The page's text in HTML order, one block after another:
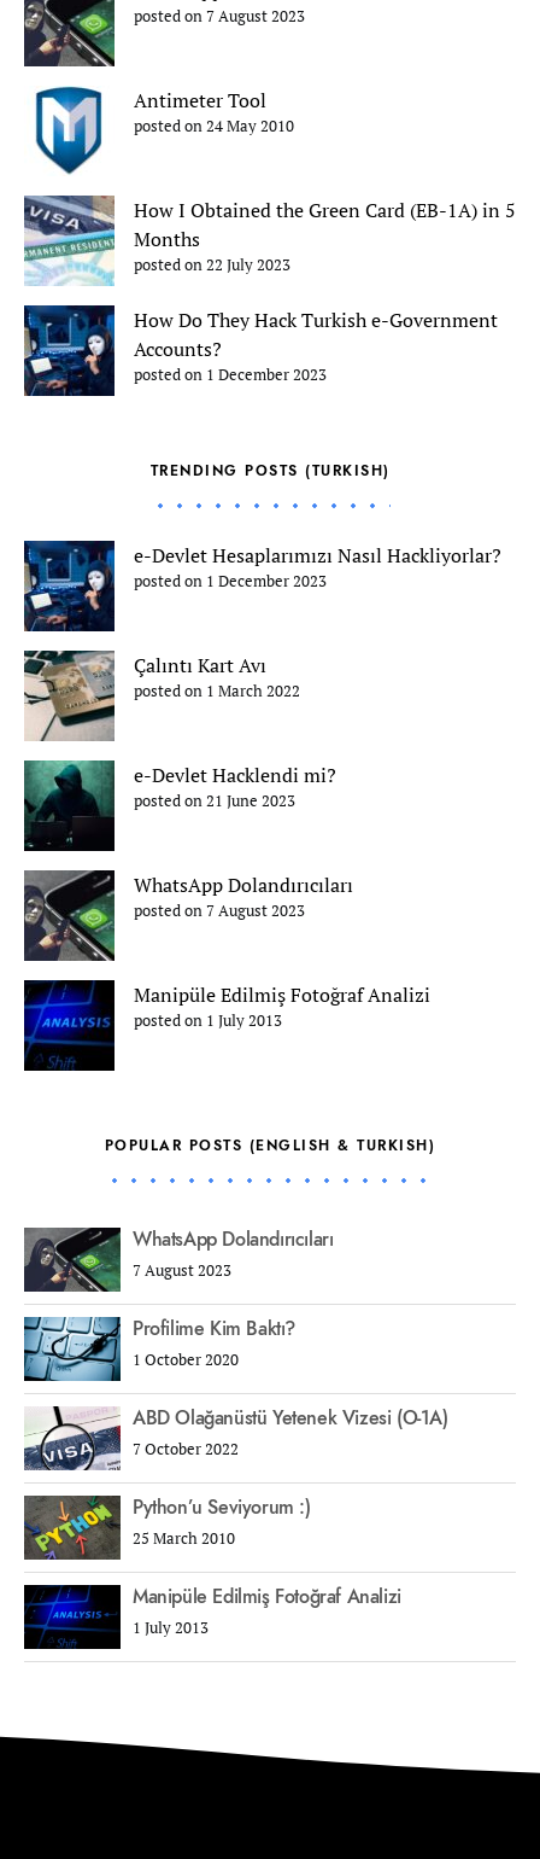
posted on 7 August 2023
Antimeter Tool
posted on 24 May 2010
How I Obtained the Green Card (EB-1A) in 5
Months
posted on 22 July 2023
How Do They Hack Turkish e-Government
Accounts?
posted on 1 December 2023
TRENDING POSTS (TURKISH)
e-Devlet Hesaplarımızı Nasıl Hackliyorlar?
posted on 1 December 2023
Çalıntı Kart Avı
posted on 1 March 2022
e-Devlet Hacklendi mi?
posted on 21 June 2023
WhatsApp Dolandırıcıları
posted on 7 August 2023
Manipüle Edilmiş Fotoğraf Analizi
posted on 1 July 2013
POPULAR POSTS (ENGLISH & TURKISH)
WhatsApp Dolandırıcıları
7 August 2023
Profilime Kim Baktı?
1 October 2020
ABD Olağanüstü Yetenek Vizesi (O-1A)
7 October 2022
Python’u Seviyorum :)
25 March 2010
Manipüle Edilmiş Fotoğraf Analizi
1 July 2013